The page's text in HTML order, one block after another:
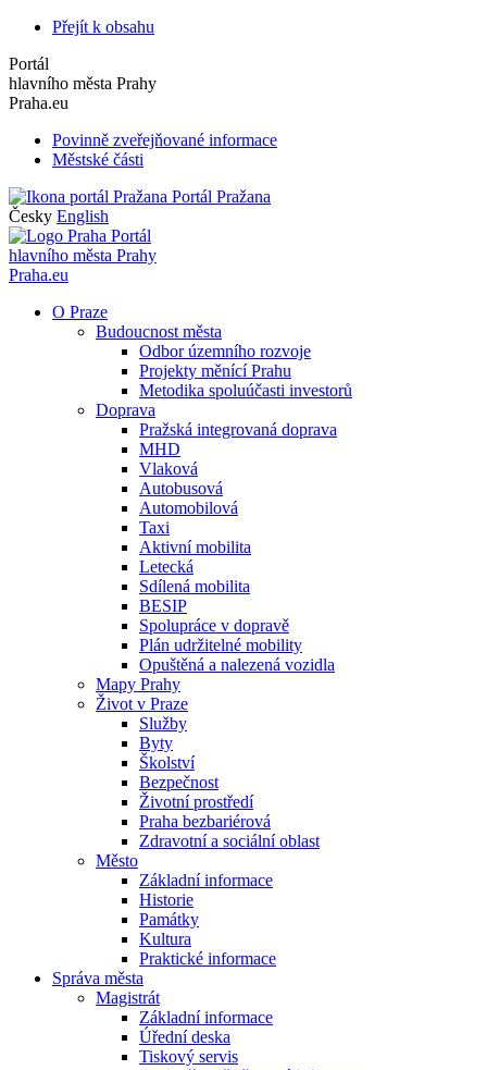
Přejít k obsahu
Portál
hlavního města Prahy
Praha.eu
Povinně zveřejňované informace
Městské části
Portál Pražana
Česky English
Portál
hlavního města Prahy
Praha.eu
O Praze
Budoucnost města
Odbor územního rozvoje
Projekty měnící Prahu
Metodika spoluúčasti investorů
Doprava
Pražská integrovaná doprava
MHD
Vlaková
Autobusová
Automobilová
Taxi
Aktivní mobilita
Letecká
Sdílená mobilita
BESIP
Spolupráce v dopravě
Plán udržitelné mobility
Opuštěná a nalezená vozidla
Mapy Prahy
Život v Praze
Služby
Byty
Školství
Bezpečnost
Životní prostředí
Praha bezbariérová
Zdravotní a sociální oblast
Město
Základní informace
Historie
Památky
Kultura
Praktické informace
Správa města
Magistrát
Základní informace
Úřední deska
Tiskový servis